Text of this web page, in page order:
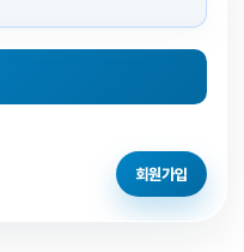
회원가입